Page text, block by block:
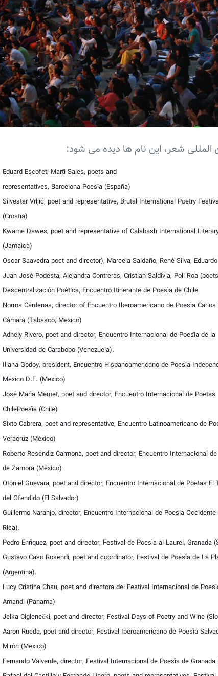
المللی شعر، این نام ها دیده می شود:
Eduard Escofet, Martí Sales, poets and
representatives, Barcelona Poesía (España)
Silvestar Vrljić, poet and representative, Brutal International Poetry
(Croatia)
Kwame Dawes, poet and representative of Calabash International
(Jamaica)
Oscar Saavedra poet and director), Marcela Saldaño, René Silva,
Juan José Podesta, Alejandra Contreras, Cristian Saldivia, Poli Roa
Descentralización Poética, Encuentro Itinerante de Poesía de Chile
Norma Cárdenas, director of Encuentro Iberoamericano de Poesía
Cámara (Tabasco, Mexico)
Adhely Rivero, poet and director, Encuentro Internacional de Poesía de la
Universidad de Carabobo (Venezuela).
Iliana Godoy, president, Encuentro Hispanoamericano de Poesía
México D.F. (Mexico)
José María Memet, poet and director, Encuentro Internacional de Poetas
ChilePoesía (Chile)
Sixto Cabrera, poet and representative, Encuentro Latinoamericano de
Veracruz (México)
Roberto Reséndiz Carmona, poet and director, Encuentro Internacional
de Zamora (México)
Otoniel Guevara, poet and director, Encuentro Internacional de Poetas El
del Ofendido (El Salvador)
Guillermo Naranjo, director, Encuentro Internacional de Poesía Occidente
Rica).
Pedro Enríquez, poet and director, Festival de Poesía al Laurel, Granada
Gustavo Caso Rosendi, poet and coordinator, Festival de Poesía de La
(Argentina).
Lucy Cristina Chau, poet and directora del Festival Internacional de
Amandi (Panama)
Jelka Ciglenečki, poet and director, Festival Days of Poetry and Wine
Aaron Rueda, poet and director, Festival Iberoamericano de Poesía
Mirón (Mexico)
Fernando Valverde, director, Festival Internacional de Poesía de Granada